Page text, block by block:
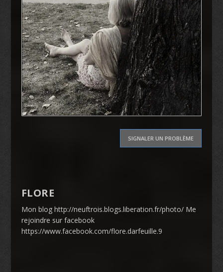
SIGNALER UN PROBLÈME
FLORE
Mon blog http://neuftrois.blogs.liberation.fr/photo/ Me
rejoindre sur facebook
https://www.facebook.com/flore.darfeuille.9